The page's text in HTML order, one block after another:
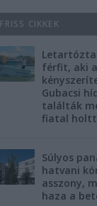
FRISS CIKKEK
férfit, aki
Gubacsi
találták
fiatal
Súlyos
hatvani
asszony,
haza a